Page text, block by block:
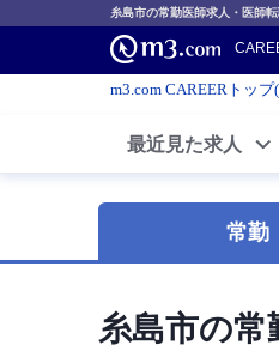
糸島市の常勤医師求人・医師
m3.com CAREERトッ
最近見た求人
常勤
糸島市の常